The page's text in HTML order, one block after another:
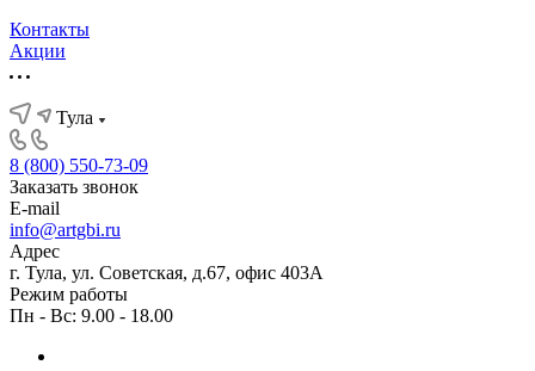
Контакты
Акции
Тула
8 (800) 550-73-09
Заказать звонок
E-mail
info@artgbi.ru
Адрес
г. Тула, ул. Советская, д.67, офис 403А
Режим работы
Пн - Вс: 9.00 - 18.00